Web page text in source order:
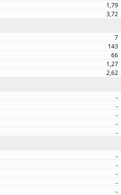
1,79
3,72
7
143
66
1,27
2,62
..
..
..
..
..
..
..
..
..
..